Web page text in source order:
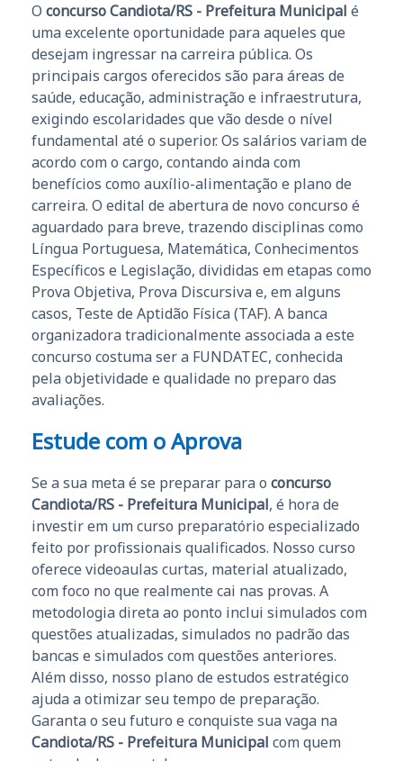
O concurso Candiota/RS - Prefeitura Municipal é
uma excelente oportunidade para aqueles que
desejam ingressar na carreira pública. Os
principais cargos oferecidos são para áreas de
saúde, educação, administração e infraestrutura,
exigindo escolaridades que vão desde o nível
fundamental até o superior. Os salários variam de
acordo com o cargo, contando ainda com
benefícios como auxílio-alimentação e plano de
carreira. O edital de abertura de novo concurso é
aguardado para breve, trazendo disciplinas como
Língua Portuguesa, Matemática, Conhecimentos
Específicos e Legislação, divididas em etapas como
Prova Objetiva, Prova Discursiva e, em alguns
casos, Teste de Aptidão Física (TAF). A banca
organizadora tradicionalmente associada a este
concurso costuma ser a FUNDATEC, conhecida
pela objetividade e qualidade no preparo das
avaliações.
Estude com o Aprova
Se a sua meta é se preparar para o concurso
Candiota/RS - Prefeitura Municipal, é hora de
investir em um curso preparatório especializado
feito por profissionais qualificados. Nosso curso
oferece videoaulas curtas, material atualizado,
com foco no que realmente cai nas provas. A
metodologia direta ao ponto inclui simulados com
questões atualizadas, simulados no padrão das
bancas e simulados com questões anteriores.
Além disso, nosso plano de estudos estratégico
ajuda a otimizar seu tempo de preparação.
Garanta o seu futuro e conquiste sua vaga na
Candiota/RS - Prefeitura Municipal com quem